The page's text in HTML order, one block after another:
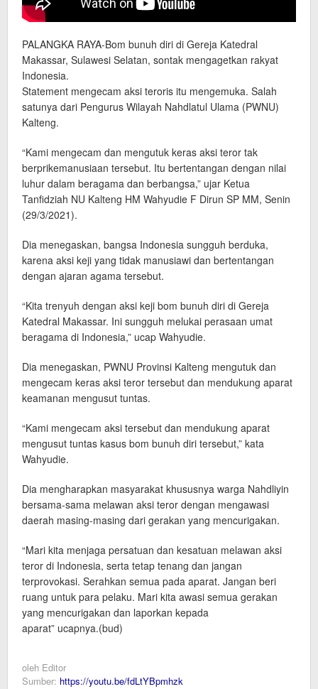
PALANGKA RAYA-Bom bunuh diri di Gereja Katedral
Makassar, Sulawesi Selatan, sontak mengagetkan rakyat
Indonesia.
Statement mengecam aksi teroris itu mengemuka. Salah
satunya dari Pengurus Wilayah Nahdlatul Ulama (PWNU)
Kalteng.
“Kami mengecam dan mengutuk keras aksi teror tak
berprikemanusiaan tersebut. Itu bertentangan dengan nilai
luhur dalam beragama dan berbangsa,” ujar Ketua
Tanfidziah NU Kalteng HM Wahyudie F Dirun SP MM, Senin
(29/3/2021).
Dia menegaskan, bangsa Indonesia sungguh berduka,
karena aksi keji yang tidak manusiawi dan bertentangan
dengan ajaran agama tersebut.
“Kita trenyuh dengan aksi keji bom bunuh diri di Gereja
Katedral Makassar. Ini sungguh melukai perasaan umat
beragama di Indonesia,” ucap Wahyudie.
Dia menegaskan, PWNU Provinsi Kalteng mengutuk dan
mengecam keras aksi teror tersebut dan mendukung aparat
keamanan mengusut tuntas.
“Kami mengecam aksi tersebut dan mendukung aparat
mengusut tuntas kasus bom bunuh diri tersebut,” kata
Wahyudie.
Dia mengharapkan masyarakat khususnya warga Nahdliyin
bersama-sama melawan aksi teror dengan mengawasi
daerah masing-masing dari gerakan yang mencurigakan.
“Mari kita menjaga persatuan dan kesatuan melawan aksi
teror di Indonesia, serta tetap tenang dan jangan
terprovokasi. Serahkan semua pada aparat. Jangan beri
ruang untuk para pelaku. Mari kita awasi semua gerakan
yang mencurigakan dan laporkan kepada
aparat” ucapnya.(bud)
oleh Editor
Sumber: https://youtu.be/fdLtYBpmhzk